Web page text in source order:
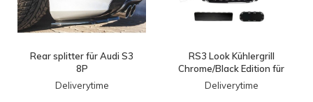
Rear splitter für Audi S3
8P
Deliverytime
RS3 Look Kühlergrill
Chrome/Black Edition für
Audi A3 8P
Deliverytime